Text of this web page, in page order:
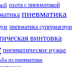
охота с пневматикой
пневматика
пневматика супермагнум
винтовка
пневматическое ружье
из пневматики